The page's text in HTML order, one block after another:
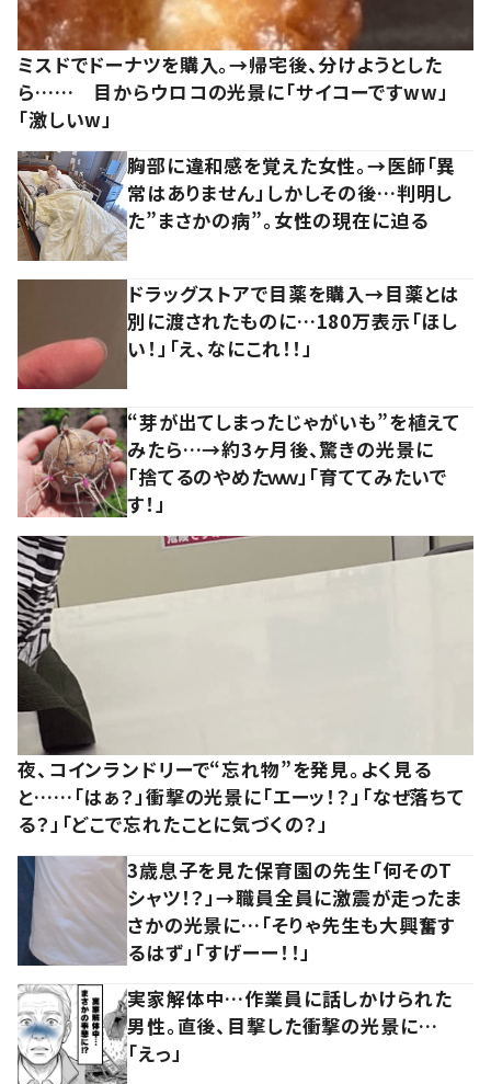
ミスドでドーナツを購入。→帰宅後、分けようとした
ら…… 目からウロコの光景に「サイコーですww」
「激しいw」
胸部に違和感を覚えた女性。→医師「異
常はありません」しかしその後…判明し
た”まさかの病”。女性の現在に迫る
ドラッグストアで目薬を購入→目薬とは
別に渡されたものに…180万表示「ほし
い！」「え、なにこれ！！」
“芽が出てしまったじゃがいも”を植えて
みたら…→約3ヶ月後、驚きの光景に
「捨てるのやめたｗｗ」「育ててみたいで
す！」
夜、コインランドリーで“忘れ物”を発見。よく見る
と……「はぁ？」衝撃の光景に「エーッ！？」「なぜ落ちて
る？」「どこで忘れたことに気づくの？」
3歳息子を見た保育園の先生「何そのT
シャツ！？」→職員全員に激震が走ったま
さかの光景に…「そりゃ先生も大興奮す
るはず」「すげーー！！」
実家解体中…作業員に話しかけられた
男性。直後、目撃した衝撃の光景に…
「えっ」